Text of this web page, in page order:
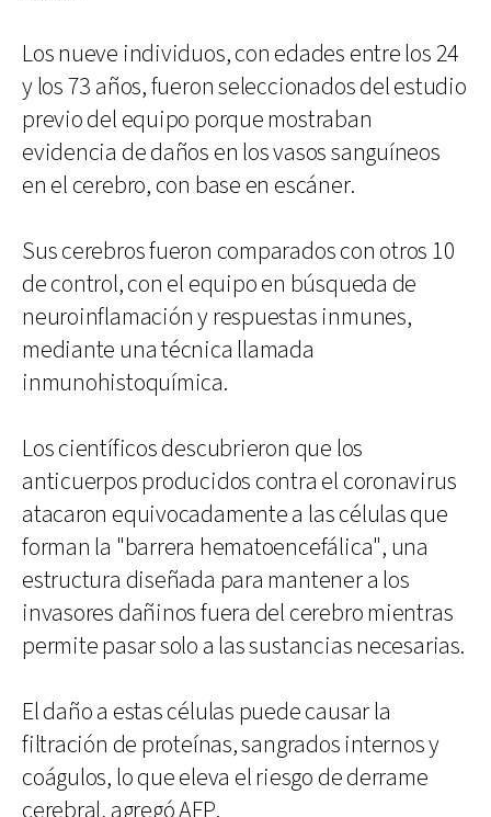
Los nueve individuos, con edades entre los 24
y los 73 años, fueron seleccionados del estudio
previo del equipo porque mostraban
evidencia de daños en los vasos sanguíneos
en el cerebro, con base en escáner.
Sus cerebros fueron comparados con otros 10
de control, con el equipo en búsqueda de
neuroinflamación y respuestas inmunes,
mediante una técnica llamada
inmunohistoquímica.
Los científicos descubrieron que los
anticuerpos producidos contra el coronavirus
atacaron equivocadamente a las células que
forman la "barrera hematoencefálica", una
estructura diseñada para mantener a los
invasores dañinos fuera del cerebro mientras
permite pasar solo a las sustancias necesarias.
El daño a estas células puede causar la
filtración de proteínas, sangrados internos y
coágulos, lo que eleva el riesgo de derrame